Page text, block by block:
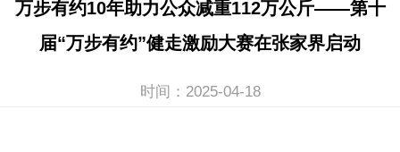
万步有约10年助力公众减重112万公斤——第十
届“万步有约”健走激励大赛在张家界启动
时间： 2025-04-18